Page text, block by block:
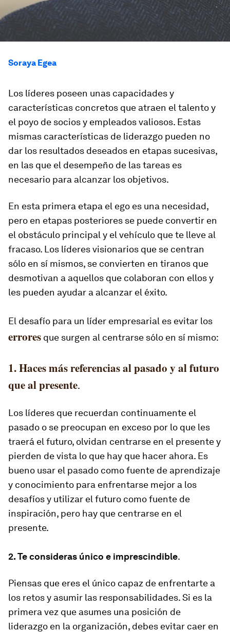
Soraya Egea
Los líderes poseen unas capacidades y
características concretos que atraen el talento y
el poyo de socios y empleados valiosos. Estas
mismas características de liderazgo pueden no
dar los resultados deseados en etapas sucesivas,
en las que el desempeño de las tareas es
necesario para alcanzar los objetivos.
En esta primera etapa el ego es una necesidad,
pero en etapas posteriores se puede convertir en
el obstáculo principal y el vehículo que te lleve al
fracaso. Los líderes visionarios que se centran
sólo en sí mismos, se convierten en tiranos que
desmotivan a aquellos que colaboran con ellos y
les pueden ayudar a alcanzar el éxito.
El desafío para un líder empresarial es evitar los
errores que surgen al centrarse sólo en sí mismo:
1. Haces más referencias al pasado y al futuro
que al presente.
Los líderes que recuerdan continuamente el
pasado o se preocupan en exceso por lo que les
traerá el futuro, olvidan centrarse en el presente y
pierden de vista lo que hay que hacer ahora. Es
bueno usar el pasado como fuente de aprendizaje
y conocimiento para enfrentarse mejor a los
desafíos y utilizar el futuro como fuente de
inspiración, pero hay que centrarse en el
presente.
2. Te consideras único e imprescindible.
Piensas que eres el único capaz de enfrentarte a
los retos y asumir las responsabilidades. Si es la
primera vez que asumes una posición de
liderazgo en la organización, debes evitar caer en